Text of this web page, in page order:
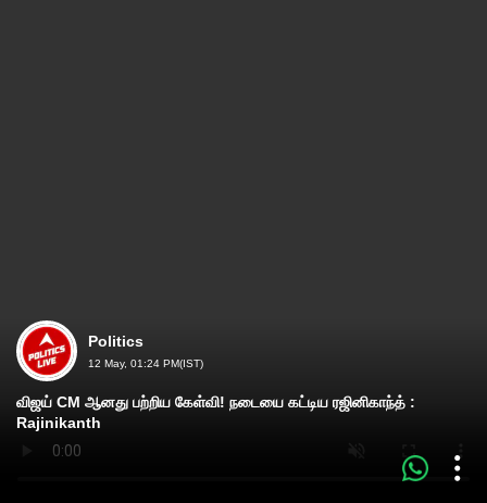
Politics
12 May, 01:24 PM(IST)
விஜய் CM ஆனது பற்றிய கேள்வி! நடையை கட்டிய ரஜினிகாந்த் :
Rajinikanth